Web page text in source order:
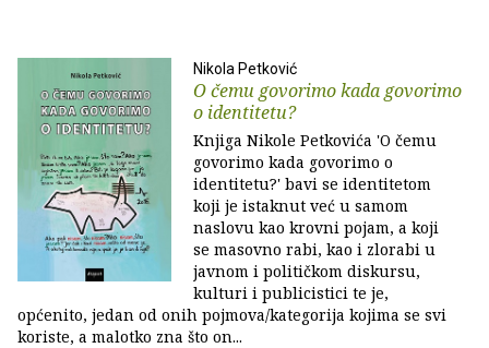
Nikola Petković
O čemu govorimo kada govorimo
o identitetu?
Knjiga Nikole Petkovića 'O čemu
govorimo kada govorimo o
identitetu?' bavi se identitetom
koji je istaknut već u samom
naslovu kao krovni pojam, a koji
se masovno rabi, kao i zlorabi u
javnom i političkom diskursu,
kulturi i publicistici te je,
općenito, jedan od onih pojmova/kategorija kojima se svi
koriste, a malotko zna što on...